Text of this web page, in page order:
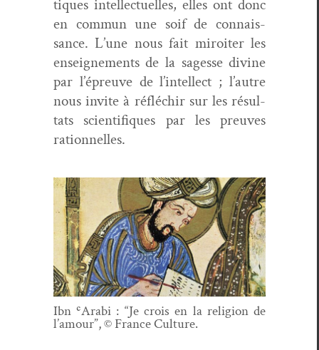
tiques intel­lectuelles, elles ont donc
en com­mun une soif de con­nais­
sance. L’une nous fait miroi­ter les
enseigne­ments de la sagesse divine
par l’épreuve de l’intellect ; l’autre
nous invite à réfléchir sur les résul­
tats sci­en­tifiques par les preuves
rationnelles.
Ibn ʿAra­bi : “Je crois en la reli­gion de
l’amour”, © France Culture.